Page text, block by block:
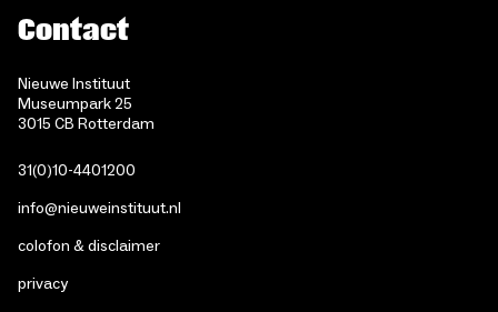
Contact
Nieuwe Instituut
Museumpark 25
3015 CB Rotterdam
31(0)10-4401200
info@nieuweinstituut.nl
colofon & disclaimer
privacy